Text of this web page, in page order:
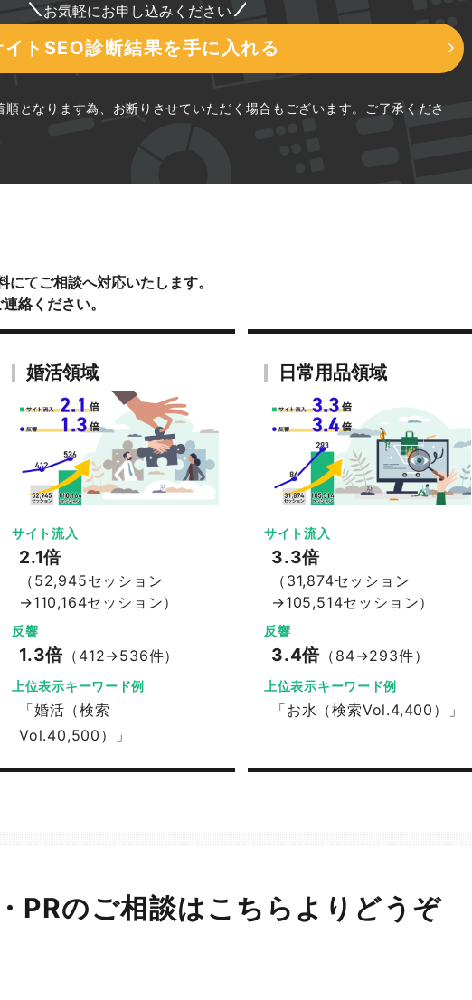
お気軽にお申し込みください
イトSEO診断結果を手に入れる
となります為、お断りさせていただく場合もございます。ご了承くださ
てご相談へ対応いたします。
絡ください。
婚活領域
サイト流入
2.1倍
（52,945セッション
→110,164セッション）
反響
1.3倍 （412→536件）
上位表示キーワード例
「婚活（検索
Vol.40,500）」
日常用品領域
サイト流入
3.3倍
（31,874セッション
→105,514セッション）
反響
3.4倍 （84→293件）
上位表示キーワード例
「お水（検索Vol.4,400）」
PRのご相談はこちらよりどうぞ